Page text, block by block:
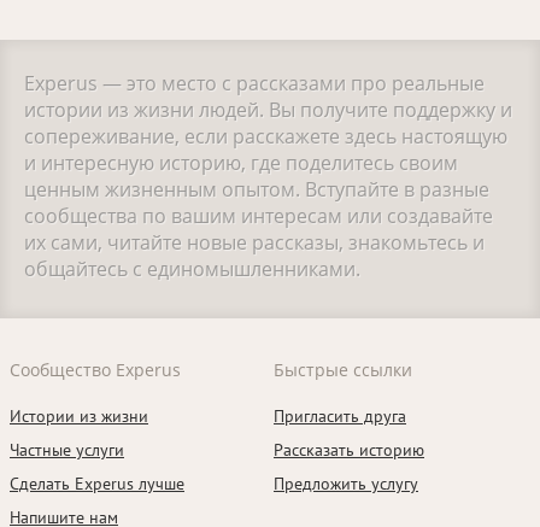
Experus — это место с рассказами про реальные
истории из жизни людей. Вы получите поддержку и
сопереживание, если расскажете здесь настоящую
и интересную историю, где поделитесь своим
ценным жизненным опытом. Вступайте в разные
сообщества по вашим интересам или создавайте
их сами, читайте новые рассказы, знакомьтесь и
общайтесь с единомышленниками.
Сообщество Experus
Истории из жизни
Частные услуги
Сделать Experus лучше
Напишите нам
Быстрые ссылки
Пригласить друга
Рассказать историю
Предложить услугу